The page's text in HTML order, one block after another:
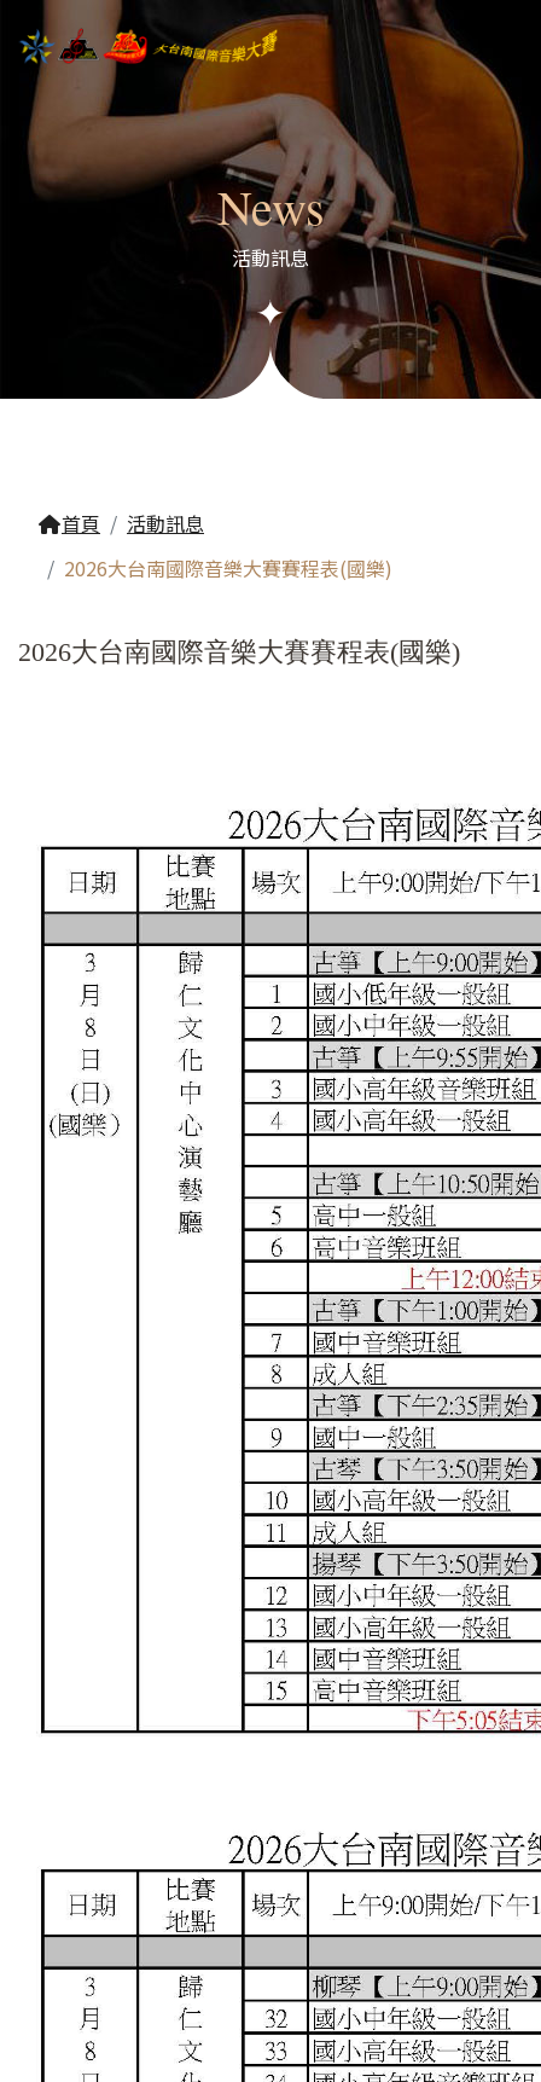
News
活動訊息
首頁
活動訊息
2026大台南國際音樂大賽賽程表(國樂)
2026大台南國際音樂大賽賽程表(國樂)